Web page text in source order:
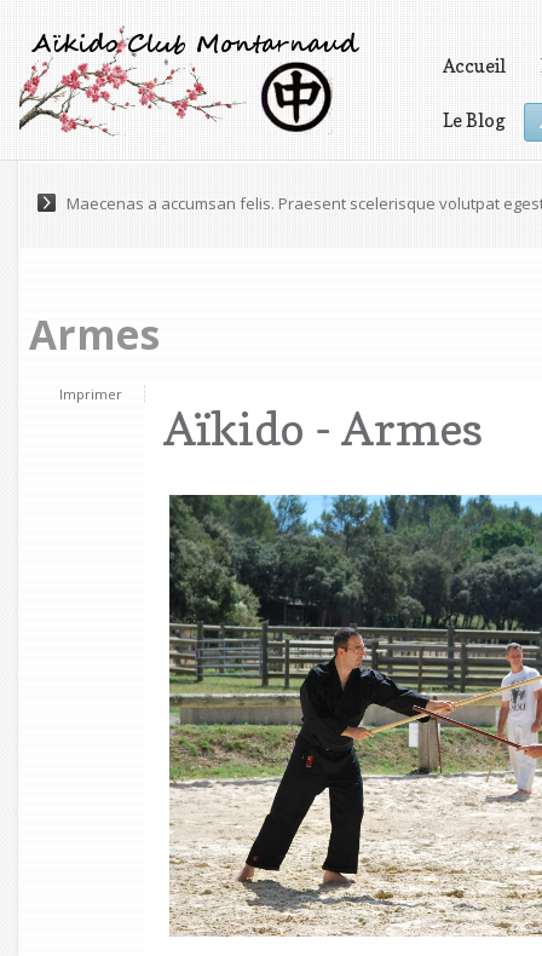
Accueil
Le Blog
Maecenas a accumsan felis. Praesent scelerisque volutpat
Armes
Imprimer
Aïkido - Armes